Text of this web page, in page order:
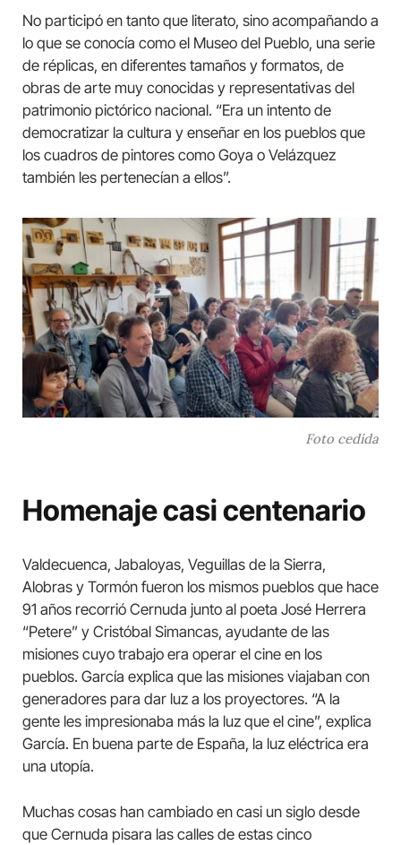
No participó en tanto que literato, sino acompañando a
lo que se conocía como el Museo del Pueblo, una serie
de réplicas, en diferentes tamaños y formatos, de
obras de arte muy conocidas y representativas del
patrimonio pictórico nacional. “Era un intento de
democratizar la cultura y enseñar en los pueblos que
los cuadros de pintores como Goya o Velázquez
también les pertenecían a ellos”.
Foto cedida
Homenaje casi centenario
Valdecuenca, Jabaloyas, Veguillas de la Sierra,
Alobras y Tormón fueron los mismos pueblos que hace
91 años recorrió Cernuda junto al poeta José Herrera
“Petere” y Cristóbal Simancas, ayudante de las
misiones cuyo trabajo era operar el cine en los
pueblos. García explica que las misiones viajaban con
generadores para dar luz a los proyectores. “A la
gente les impresionaba más la luz que el cine”, explica
García. En buena parte de España, la luz eléctrica era
una utopía.
Muchas cosas han cambiado en casi un siglo desde
que Cernuda pisara las calles de estas cinco